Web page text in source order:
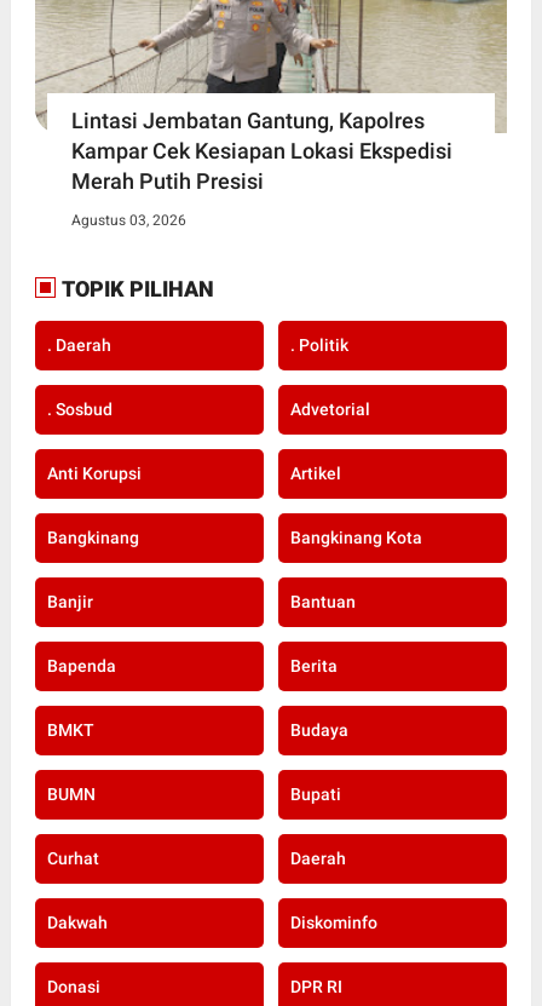
Lintasi Jembatan Gantung, Kapolres
Kampar Cek Kesiapan Lokasi Ekspedisi
Merah Putih Presisi
Agustus 03, 2026
TOPIK PILIHAN
. Daerah . Politik
. Sosbud Advetorial
Anti Korupsi Artikel
Bangkinang Bangkinang Kota
Banjir Bantuan
Bapenda Berita
BMKT Budaya
BUMN Bupati
Curhat Daerah
Dakwah Diskominfo
Donasi DPR RI